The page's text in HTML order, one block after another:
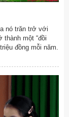
nó trăn trở với
một “đồi
đồng mỗi năm.